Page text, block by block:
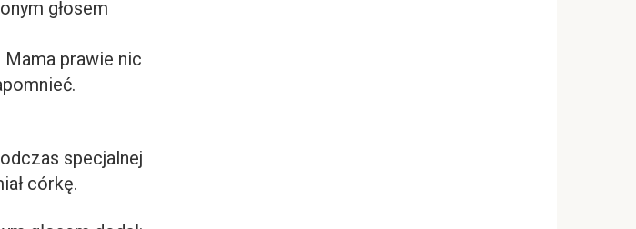
głosem
Mama prawie nic
specjalnej
córkę.